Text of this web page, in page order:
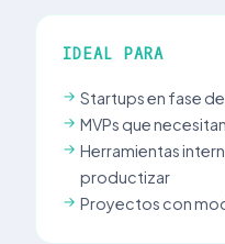
IDEAL PARA
Startups en fase
MVPs que
Herramientas
productizar
Proyectos con